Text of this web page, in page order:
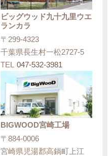
ビッグウッド九十九里ウエ
ランカラ
〒299-4323
千葉県長生村一松2727-5
TEL 047-532-3981
BIGWOOD宮崎工場
〒884-0006
宮崎県児湯郡高鍋町上江